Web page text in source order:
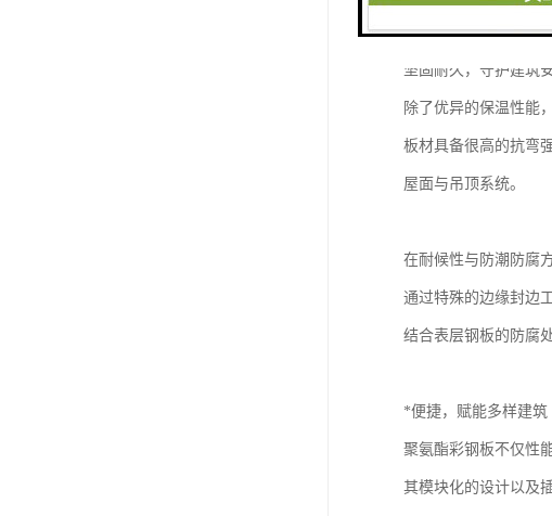
坚固耐久，守护建筑
除了优异的保温性能
板材具备很高的抗弯
屋面与吊顶系统。
在耐候性与防潮防腐
通过特殊的边缘封边
结合表层钢板的防腐
*便捷，赋能多样建筑
聚氨酯彩钢板不仅性
其模块化的设计以及